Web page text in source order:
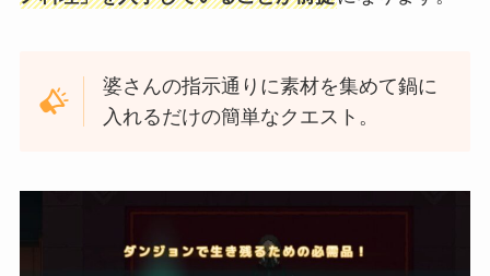
婆さんの指示通りに素材を集めて鍋に
入れるだけの簡単なクエスト。